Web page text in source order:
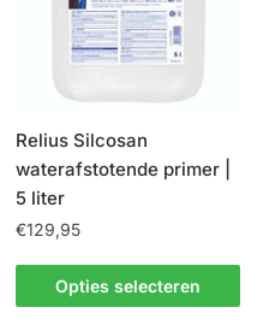
gekozen
worden
de
productpagina
Relius Silcosan
waterafstotende primer |
5 liter
€129,95
Opties selecteren
Dit
product